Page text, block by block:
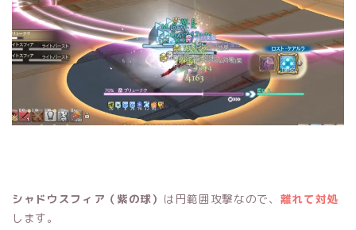
シャドウスフィア（紫の球） は円範囲攻撃なので、 離れて対処
します。